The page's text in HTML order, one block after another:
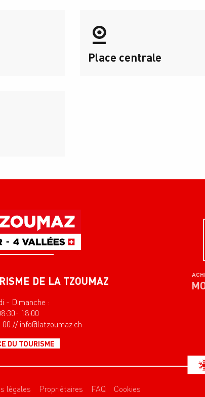
Place centrale
DE LA TZOUMAZ
- Dimanche :
18:00
00 // info@latzoumaz.ch
DU TOURISME
légales Propriétaires FAQ Cookies